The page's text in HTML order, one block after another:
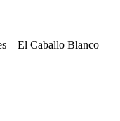
– El Caballo Blanco